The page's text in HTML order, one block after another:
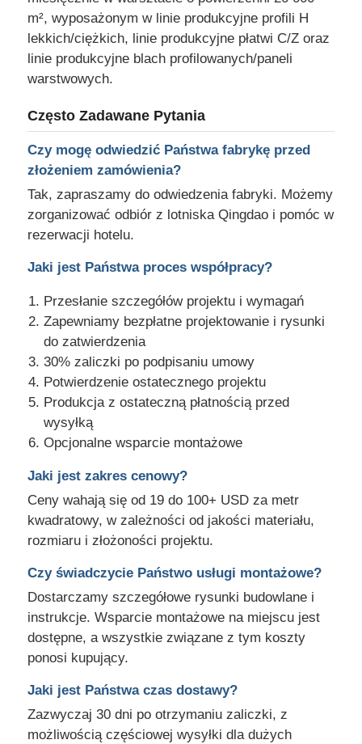
m², wyposażonym w linie produkcyjne profili H
lekkich/ciężkich, linie produkcyjne płatwi C/Z oraz
linie produkcyjne blach profilowanych/paneli
warstwowych.
Często Zadawane Pytania
Czy mogę odwiedzić Państwa fabrykę przed
złożeniem zamówienia?
Tak, zapraszamy do odwiedzenia fabryki. Możemy
zorganizować odbiór z lotniska Qingdao i pomóc w
rezerwacji hotelu.
Jaki jest Państwa proces współpracy?
Przesłanie szczegółów projektu i wymagań
Zapewniamy bezpłatne projektowanie i rysunki
do zatwierdzenia
30% zaliczki po podpisaniu umowy
Potwierdzenie ostatecznego projektu
Produkcja z ostateczną płatnością przed
wysyłką
Opcjonalne wsparcie montażowe
Jaki jest zakres cenowy?
Ceny wahają się od 19 do 100+ USD za metr
kwadratowy, w zależności od jakości materiału,
rozmiaru i złożoności projektu.
Czy świadczycie Państwo usługi montażowe?
Dostarczamy szczegółowe rysunki budowlane i
instrukcje. Wsparcie montażowe na miejscu jest
dostępne, a wszystkie związane z tym koszty
ponosi kupujący.
Jaki jest Państwa czas dostawy?
Zazwyczaj 30 dni po otrzymaniu zaliczki, z
możliwością częściowej wysyłki dla dużych